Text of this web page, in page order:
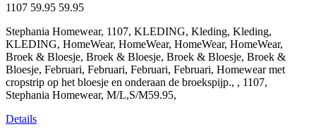
1107 59.95 59.95
Stephania Homewear, 1107, KLEDING, Kleding, Kleding,
KLEDING, HomeWear, HomeWear, HomeWear, HomeWear,
Broek & Bloesje, Broek & Bloesje, Broek & Bloesje, Broek &
Bloesje, Februari, Februari, Februari, Februari, Homewear met
cropstrip op het bloesje en onderaan de broekspijp., , 1107,
Stephania Homewear, M/L,S/M59.95,
Details